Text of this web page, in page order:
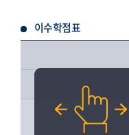
이수학점표